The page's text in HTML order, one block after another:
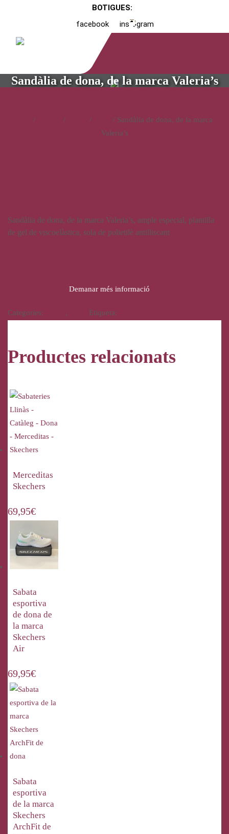
BOTIGUES:
facebook
instagram
Sandàlia de dona, de la marca Valeria’s
/ / /
/ Sandàlia de dona, de la marca
Valeria’s
Sandàlia de dona, de la marca Valeria’s, ample especial, plantilla
de gel de viscoelàstica, sola de polietilè antilliscant
Demanar més informació
Categories: , Etiqueta:
Productes relacionats
Merceditas
Skechers
69,95€
Sabata
esportiva
de dona de
la marca
Skechers
Air
69,95€
Sabata
esportiva
de la marca
Skechers
ArchFit de